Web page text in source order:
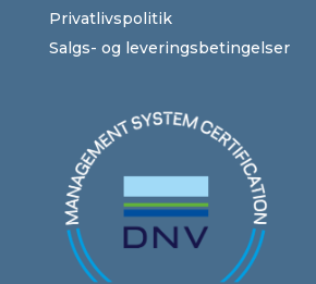
Privatlivspolitik
Salgs- og leveringsbetingelser